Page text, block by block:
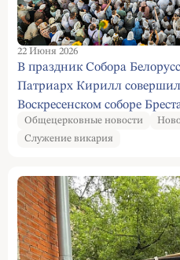
22 Июня 2026
В праздник Собора
Патриарх Кирилл
Воскресенском соборе
Общецерковные новости
Служение викария